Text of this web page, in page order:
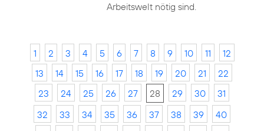
Arbeitswelt nötig sind.
1 2 3 4 5 6 7 8 9 10 11
12
13
14 15 16 17 18 19 20 21
22
23
24 25 26 27 28 29 30
31
32
33 34 35 36 37 38 39
40